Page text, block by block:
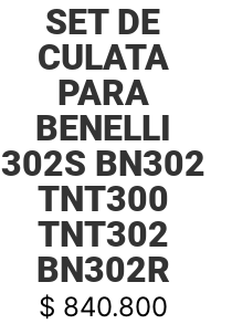
SET DE
CULATA
PARA
BENELLI
302S BN302
TNT300
TNT302
BN302R
$ 840.800